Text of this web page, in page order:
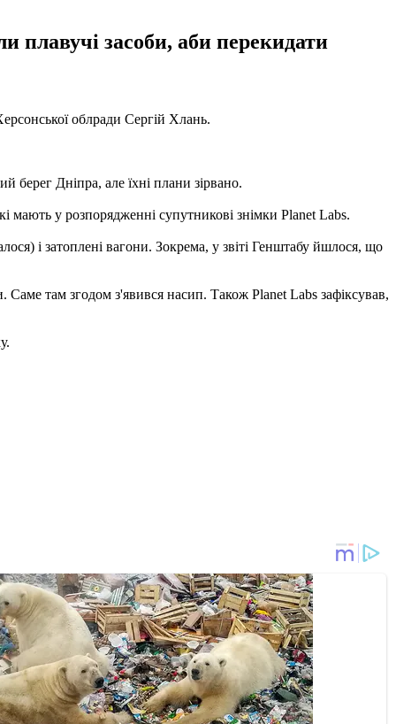
плавучі засоби, аби перекидати
облради Сергій Хлань.
берег Дніпра, але їхні плани зірвано.
мають у розпорядженні супутникові знімки Planet Labs.
і затоплені вагони. Зокрема, у звіті Генштабу йшлося, що
там згодом з'явився насип. Також Planet Labs зафіксував,